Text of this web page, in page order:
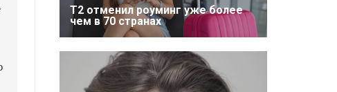
Т2 отменил роуминг уже более
чем в 70 странах